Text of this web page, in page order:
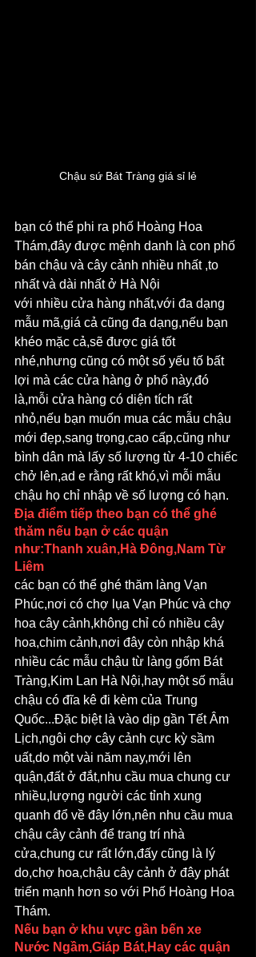
Chậu sứ Bát Tràng giá sỉ lẻ
bạn có thể phi ra phố Hoàng Hoa
Thám,đây được mệnh danh là con phố
bán chậu và cây cảnh nhiều nhất ,to
nhất và dài nhất ở Hà Nội
với nhiều cửa hàng nhất,với đa dạng
mẫu mã,giá cả cũng đa dạng,nếu bạn
khéo mặc cả,sẽ được giá tốt
nhé,nhưng cũng có một số yếu tố bất
lợi mà các cửa hàng ở phố này,đó
là,mỗi cửa hàng có diện tích rất
nhỏ,nếu bạn muốn mua các mẫu chậu
mới đẹp,sang trọng,cao cấp,cũng như
bình dân mà lấy số lượng từ 4-10 chiếc
chở lên,ad e rằng rất khó,vì mỗi mẫu
chậu họ chỉ nhập về số lượng có hạn.
Địa điểm tiếp theo bạn có thể ghé
thăm nếu bạn ở các quận
như:Thanh xuân,Hà Đông,Nam Từ
Liêm
các bạn có thể ghé thăm làng Vạn
Phúc,nơi có chợ lụa Vạn Phúc và chợ
hoa cây cảnh,không chỉ có nhiều cây
hoa,chim cảnh,nơi đây còn nhập khá
nhiều các mẫu chậu từ làng gốm Bát
Tràng,Kim Lan Hà Nội,hay một số mẫu
chậu có đĩa kê đi kèm của Trung
Quốc...Đặc biệt là vào dịp gần Tết Âm
Lịch,ngôi chợ cây cảnh cực kỳ sầm
uất,do một vài năm nay,mới lên
quận,đất ở đắt,nhu cầu mua chung cư
nhiều,lượng người các tỉnh xung
quanh đổ về đây lớn,nên nhu cầu mua
chậu cây cảnh để trang trí nhà
cửa,chung cư rất lớn,đấy cũng là lý
do,chợ hoa,chậu cây cảnh ở đây phát
triển mạnh hơn so với Phố Hoàng Hoa
Thám.
Nếu bạn ở khu vực gần bến xe
Nước Ngầm,Giáp Bát,Hay các quận